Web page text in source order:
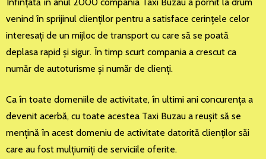
venind în sprijinul clienţilor pentru a satisface cerinţele celor
interesaţi de un mijloc de transport cu care să se poată
deplasa rapid şi sigur. În timp scurt compania a crescut ca
număr de autoturisme şi număr de clienţi.
Ca în toate domeniile de activitate, în ultimi ani concurenţa a
devenit acerbă, cu toate acestea Taxi Buzau a reuşit să se
menţină în acest domeniu de activitate datorită clienţilor săi
care au fost mulţiumiţi de serviciile oferite.